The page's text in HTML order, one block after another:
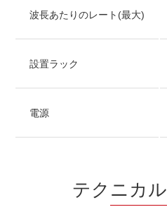
波長あたりのレート(最大)
設置ラック
電源
テク ニカル